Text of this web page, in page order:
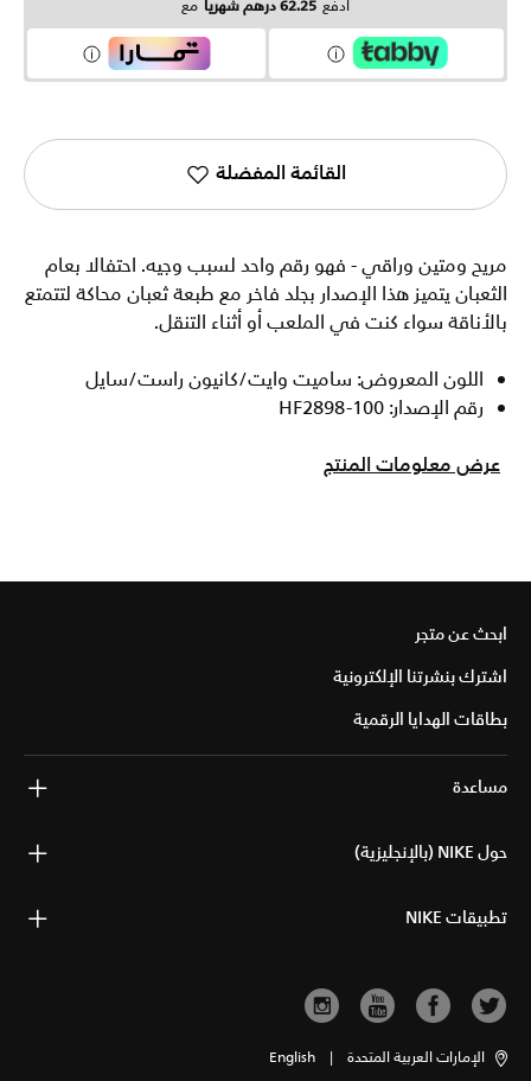
ادفع 62.25 درهم شهرياً مع
القائمة المفضلة
مريح ومتين وراقي - فهو رقم واحد لسبب وجيه. احتفالا بعام
الثعبان يتميز هذا الإصدار بجلد فاخر مع طبعة ثعبان محاكة لتتمتع
بالأناقة سواء كنت في الملعب أو أثناء التنقل.
اللون المعروض: ساميت وايت/كانيون راست/سايل
رقم الإصدار: HF2898-100
عرض معلومات المنتج
ابحث عن متجر
اشترك بنشرتنا الإلكترونية
بطاقات الهدايا الرقمية
مساعدة
حول NIKE (بالإنجليزية)
تطبيقات NIKE
الإمارات العربية المتحدة |
English